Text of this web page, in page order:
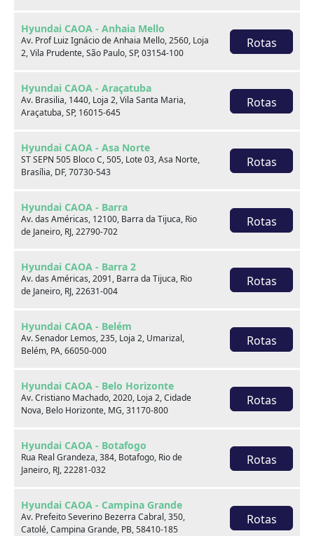
Hyundai CAOA - Anhaia Mello
Av. Prof Luiz Ignácio de Anhaia Mello, 2560, Loja
2, Vila Prudente, São Paulo, SP, 03154-100
Rotas
Hyundai CAOA - Araçatuba
Av. Brasilia, 1440, Loja 2, Vila Santa Maria,
Araçatuba, SP, 16015-645
Rotas
Hyundai CAOA - Asa Norte
ST SEPN 505 Bloco C, 505, Lote 03, Asa Norte,
Brasília, DF, 70730-543
Rotas
Hyundai CAOA - Barra
Av. das Américas, 12100, Barra da Tijuca, Rio
de Janeiro, RJ, 22790-702
Rotas
Hyundai CAOA - Barra 2
Av. das Américas, 2091, Barra da Tijuca, Rio
de Janeiro, RJ, 22631-004
Rotas
Hyundai CAOA - Belém
Av. Senador Lemos, 235, Loja 2, Umarizal,
Belém, PA, 66050-000
Rotas
Hyundai CAOA - Belo Horizonte
Av. Cristiano Machado, 2020, Loja 2, Cidade
Nova, Belo Horizonte, MG, 31170-800
Rotas
Hyundai CAOA - Botafogo
Rua Real Grandeza, 384, Botafogo, Rio de
Janeiro, RJ, 22281-032
Rotas
Hyundai CAOA - Campina Grande
Av. Prefeito Severino Bezerra Cabral, 350,
Catolé, Campina Grande, PB, 58410-185
Rotas
Sobre nós
Venda seu usado